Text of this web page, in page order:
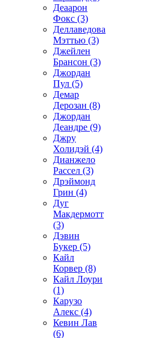
Деаарон
Фокс (3)
Деллаведова
Мэттью (3)
Джейлен
Брансон (3)
Джордан
Пул (5)
Демар
Дерозан (8)
Джордан
Деандре (9)
Джру
Холидэй (4)
Дианжело
Рассел (3)
Дрэймонд
Грин (4)
Дуг
Макдермотт
(3)
Дэвин
Букер (5)
Кайл
Корвер (8)
Кайл Лоури
(1)
Карузо
Алекс (4)
Кевин Лав
(6)